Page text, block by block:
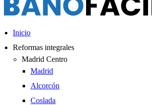
Inicio
Reformas integrales
Madrid Centro
Madrid
Alcorcón
Coslada